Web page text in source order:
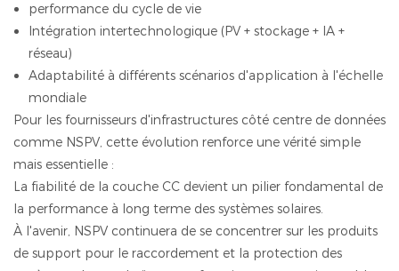
performance du cycle de vie
Intégration intertechnologique (PV + stockage + IA +
réseau)
Adaptabilité à différents scénarios d'application à l'échelle
mondiale
Pour les fournisseurs d'infrastructures côté centre de données
comme NSPV, cette évolution renforce une vérité simple
mais essentielle :
La fiabilité de la couche CC devient un pilier fondamental de
la performance à long terme des systèmes solaires.
À l'avenir, NSPV continuera de se concentrer sur les produits
de support pour le raccordement et la protection des